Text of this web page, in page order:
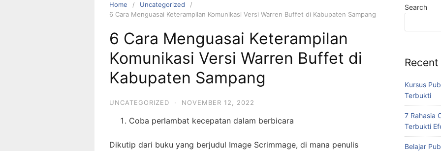
Home
Uncategorized
6 Cara Menguasai Keterampilan Komunikasi Versi Warren Buffet di Kabupaten Sampang
6 Cara Menguasai Keterampilan
Komunikasi Versi Warren Buffet di
Kabupaten Sampang
UNCATEGORIZED · NOVEMBER 12, 2022
Coba perlambat kecepatan dalam berbicara
Dikutip dari buku yang berjudul Image Scrimmage, di mana penulis
Search
Kursus
Terbukti
7 Rahasia
Terbukti
Belajar